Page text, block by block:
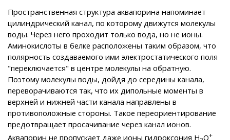
Пространственная структура аквапорина напоминает
цилиндрический канал, по которому движутся молекулы
воды. Через него проходит только вода, но не ионы.
Аминокислоты в белке расположены таким образом, что
полярность создаваемого ими электростатического поля
"переключается" в центре молекулы на обратную.
Поэтому молекулы воды, дойдя до середины канала,
переворачиваются так, что их дипольные моменты в
верхней и нижней части канала направлены в
противоположные стороны. Такое переориентирование
предотвращает просачивание через канал ионов.
Аквапорин не пропускает даже ионы гидроксония H O+